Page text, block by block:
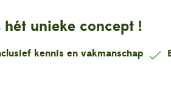
hét unieke concept !
kennis en vakmanschap